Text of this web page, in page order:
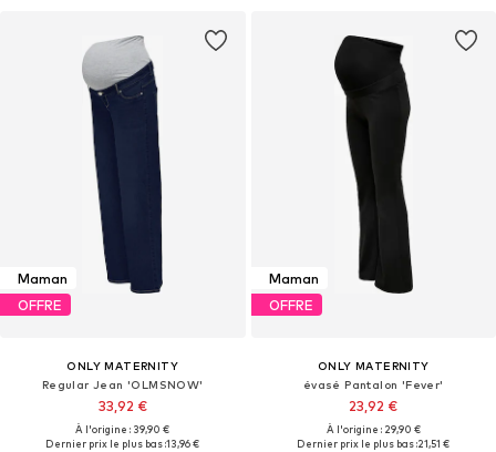
Maman
OFFRE
ONLY MATERNITY
Regular Jean 'OLMSNOW'
33,92 €
À l'origine : 39,90 €
Dernier prix le plus bas :13,96 €
Maman
OFFRE
ONLY MATERNITY
évasé Pantalon 'Fever'
23,92 €
À l'origine : 29,90 €
Dernier prix le plus bas :21,51 €